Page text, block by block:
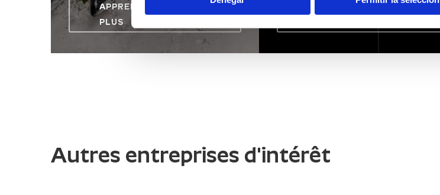
APPRENDRE ENCORE
PLUS
Millénaires
Autres entreprises d'intérêt